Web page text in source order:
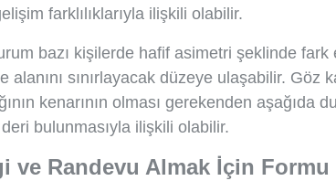
farklılıklarıyla ilişkili olabilir.
bazı kişilerde hafif asimetri şeklinde fark
alanını sınırlayacak düzeye ulaşabilir. Göz
kenarının olması gerekenden aşağıda
bulunmasıyla ilişkili olabilir.
ve Randevu Almak İçin